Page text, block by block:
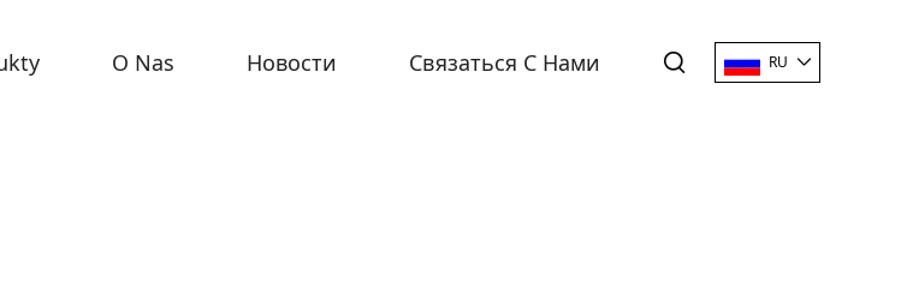
O Nas Новости Связаться С Нами RU